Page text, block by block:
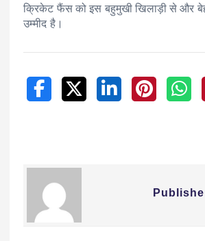
क्रिकेट फैंस को इस बहुमुखी खिलाड़ी से और
उम्मीद है।